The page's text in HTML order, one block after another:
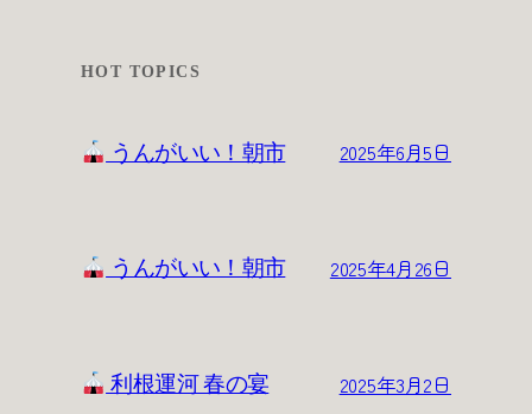
HOT TOPICS
うんがいい！朝市 2025年6月5日
うんがいい！朝市 2025年4月26日
利根運河 春の宴 2025年3月2日